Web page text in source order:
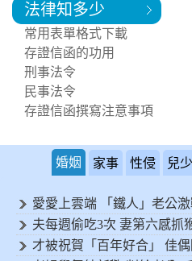
鄰居每天製造噪音讓您受不了！
突然遇到法律問題，該如何尋求
需要專業的法律諮詢，何處可以
法律知多少
常用表單格式下載
存證信函的功用
刑事法令
民事法令
存證信函撰寫注意事項
婚姻 家事 性侵 兒少
愛愛上雲端 「鐵人」老公
夫每週偷吃3次 妻第六感抓
才被祝賀「百年好合」 佳